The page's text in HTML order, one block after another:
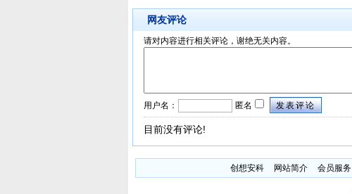
网友评论
请对内容进行相关评论，谢绝无关内容。
用户名： 匿名 发表评论
目前没有评论!
创想安科 网站简介 会员服务